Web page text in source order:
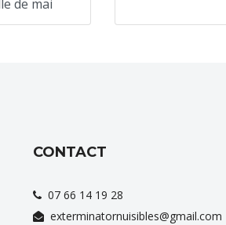
de mai
CONTACT
07 66 14 19 28
exterminatornuisibles@gmail.com